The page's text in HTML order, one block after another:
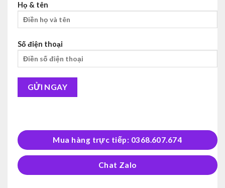
Họ & tên
Số điện thoại
Mua hàng trực tiếp: 0368.607.674
Chat Zalo